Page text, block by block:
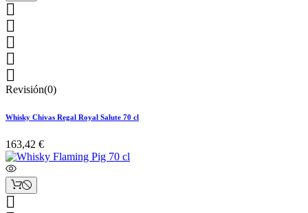





Revisión(0)
Whisky Chivas Regal Royal Salute 70 cl
163,42 €
